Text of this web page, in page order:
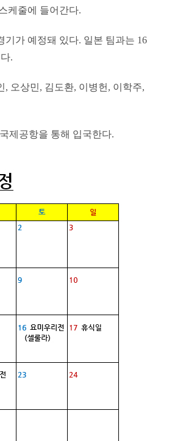
케줄에 들어간다.
기가 예정돼 있다. 일본 팀과는 16
.
오상민, 김도환, 이병헌, 이학주,
제공항을 통해 입국한다.